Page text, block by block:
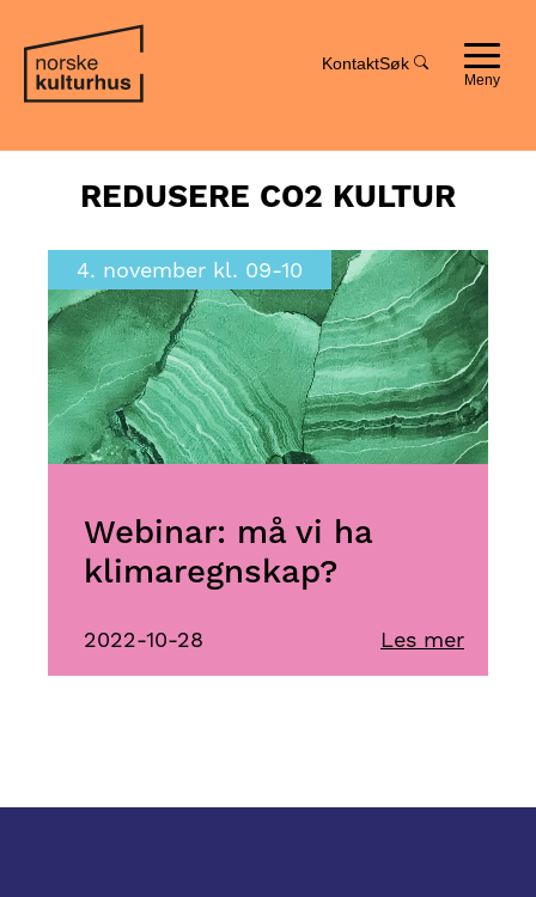
innhold
navigasjon
KontaktSøk
Toggle
REDUSERE CO2 KULTUR
4. november kl. 09-10
Webinar: må vi ha
klimaregnskap?
2022-10-28 Les mer